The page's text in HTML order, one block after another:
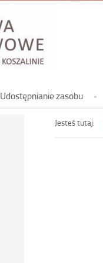
Udostępnianie zasobu
Jesteś tutaj: